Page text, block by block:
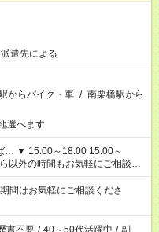
遣先による
からバイク・車 / 南栗橋駅から
選べます
はお気軽にご相談くださ
書不要 / 40～50代活躍中 / 副